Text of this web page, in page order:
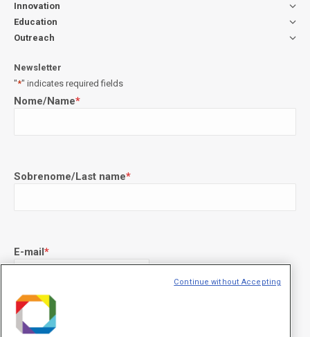
Innovation
Education
Outreach
Newsletter
"*" indicates required fields
Nome/Name*
Sobrenome/Last name*
E-mail*
Declaração de consentimento
Continue without Accepting